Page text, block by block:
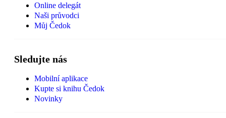
Online delegát
Naši průvodci
Můj Čedok
Sledujte nás
Mobilní aplikace
Kupte si knihu Čedok
Novinky